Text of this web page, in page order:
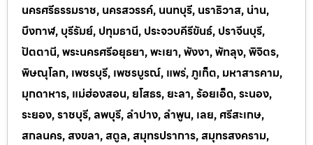
นครศรีธรรมราช, นครสวรรค์, นนทบุรี, นราธิวาส, น่าน,
บึงกาฬ, บุรีรัมย์, ปทุมธานี, ประจวบคีรีขันธ์, ปราจีนบุรี,
ปัตตานี, พระนครศรีอยุธยา, พะเยา, พังงา, พัทลุง, พิจิตร,
พิษณุโลก, เพชรบุรี, เพชรบูรณ์, แพร่, ภูเก็ต, มหาสารคาม,
มุกดาหาร, แม่ฮ่องสอน, ยโสธร, ยะลา, ร้อยเอ็ด, ระนอง,
ระยอง, ราชบุรี, ลพบุรี, ลำปาง, ลำพูน, เลย, ศรีสะเกษ,
สกลนคร, สงขลา, สตูล, สมุทรปราการ, สมุทรสงคราม,